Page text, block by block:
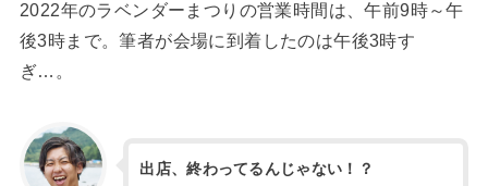
2022年のラベンダーまつりの営業時間は、午前9時～午
後3時まで。筆者が会場に到着したのは午後3時す
ぎ…。
出店、終わってるんじゃない！？